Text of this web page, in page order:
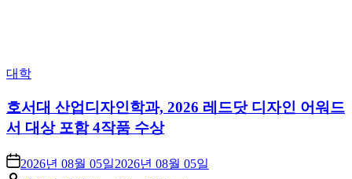
Posted
대학
호서대 산업디자인학과, 2026 레드닷 디자인 어워드
서 대상 포함 4작품 수상
2026년 08월 05일2026년 08월 05일